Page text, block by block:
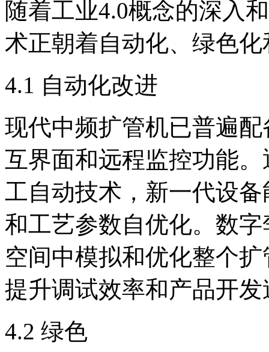
随着工业4.0概念的深入
术正朝着自动化、绿色
4.1 自动化改进
现代中频扩管机已普遍
互界面和远程监控功能
工自动技术，新一代设
和工艺参数自优化。数
空间中模拟和优化整个
提升调试效率和产品开发
4.2 绿色